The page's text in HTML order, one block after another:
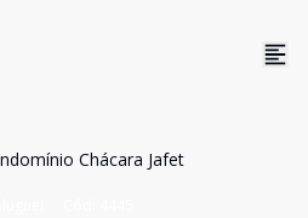
Chácara Jafet